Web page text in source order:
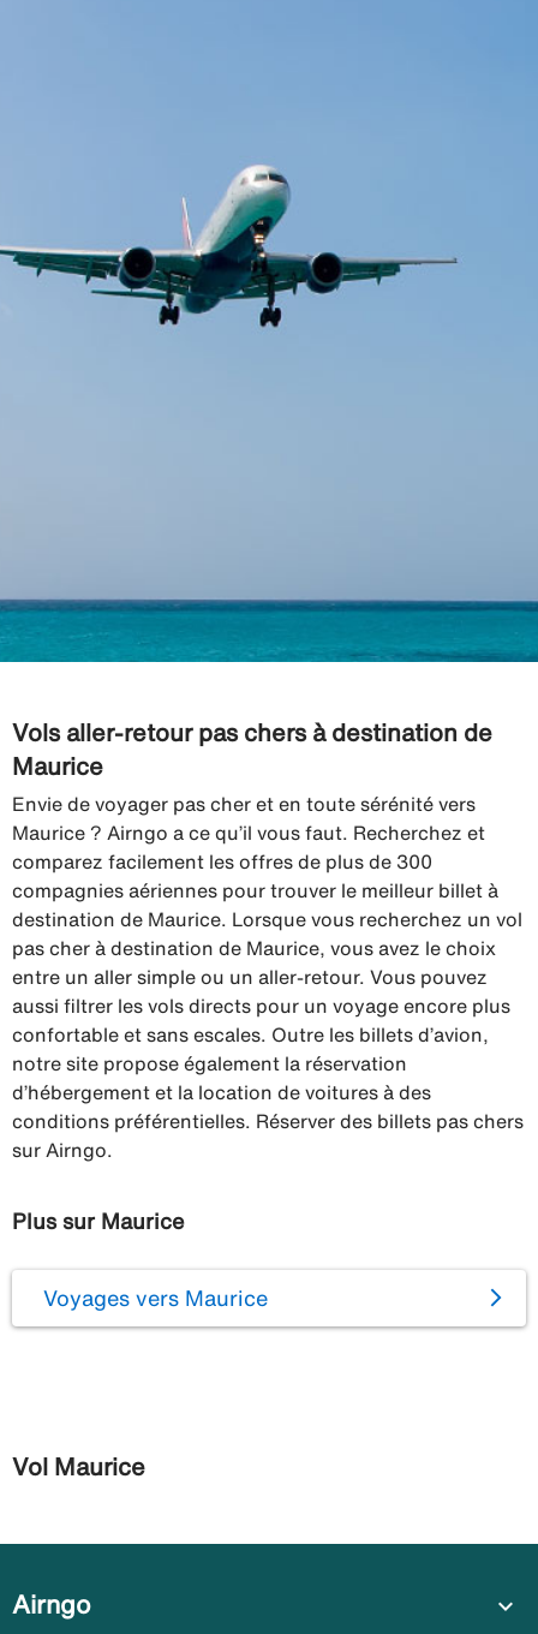
Vols aller-retour pas chers à destination de
Maurice
Envie de voyager pas cher et en toute sérénité vers
Maurice ? Airngo a ce qu’il vous faut. Recherchez et
comparez facilement les offres de plus de 300
compagnies aériennes pour trouver le meilleur billet à
destination de Maurice. Lorsque vous recherchez un vol
pas cher à destination de Maurice, vous avez le choix
entre un aller simple ou un aller-retour. Vous pouvez
aussi filtrer les vols directs pour un voyage encore plus
confortable et sans escales. Outre les billets d’avion,
notre site propose également la réservation
d’hébergement et la location de voitures à des
conditions préférentielles. Réserver des billets pas chers
sur Airngo.
Plus sur Maurice
Voyages vers Maurice
Vol Maurice
Airngo expand_more